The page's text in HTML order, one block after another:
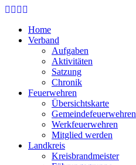
Skip
main
content
Home
Verband
Aufgaben
Aktivitäten
Satzung
Chronik
Feuerwehren
Übersichtskarte
Gemeindefeuerwehren
Werkfeuerwehren
Mitglied werden
Landkreis
Kreisbrandmeister